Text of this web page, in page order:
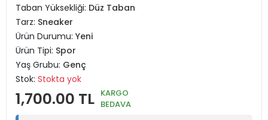
Taban Yüksekliği: Düz Taban
Tarz: Sneaker
Ürün Durumu: Yeni
Ürün Tipi: Spor
Yaş Grubu: Genç
Stok: Stokta yok
1,700.00 TL KARGO
BEDAVA